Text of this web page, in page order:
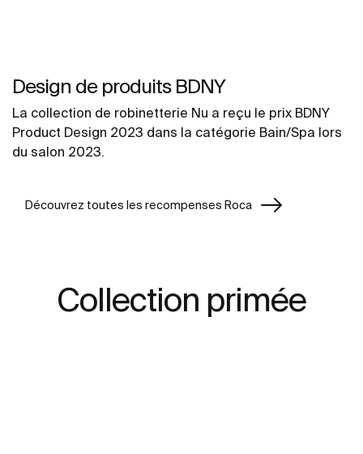
Design de produits BDNY
La collection de robinetterie Nu a reçu le prix BDNY
Product Design 2023 dans la catégorie Bain/Spa lors
du salon 2023.
Découvrez toutes les recompenses Roca
Collection primée